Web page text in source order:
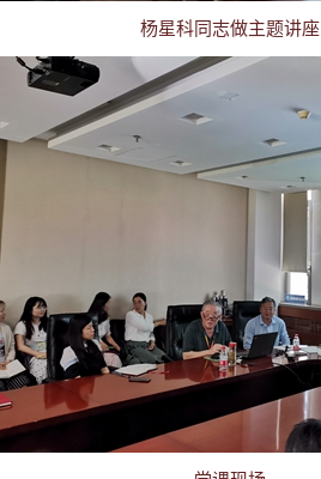
杨星科同志做主题讲座